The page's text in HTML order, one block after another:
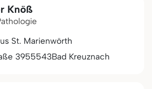
Knöß
St. Marienwörth
3955543Bad Kreuznach